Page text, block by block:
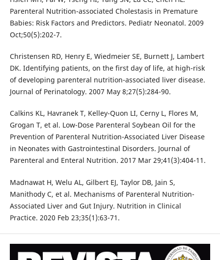
Parenteral Nutrition-associated Cholestasis in Premature
Babies: Risk Factors and Predictors. Pediatr Neonatol. 2009
Oct;50(5):202-7.
Christensen RD, Henry E, Wiedmeier SE, Burnett J, Lambert
DK. Identifying patients, on the first day of life, at high-risk
of developing parenteral nutrition-associated liver disease.
Journal of Perinatology. 2007 May 8;27(5):284-90.
Calkins KL, Havranek T, Kelley-Quon LI, Cerny L, Flores M,
Grogan T, et al. Low-Dose Parenteral Soybean Oil for the
Prevention of Parenteral Nutrition-Associated Liver Disease
in Neonates with Gastrointestinal Disorders. Journal of
Parenteral and Enteral Nutrition. 2017 Mar 29;41(3):404-11.
Madnawat H, Welu AL, Gilbert EJ, Taylor DB, Jain S,
Manithody C, et al. Mechanisms of Parenteral Nutrition-
Associated Liver and Gut Injury. Nutrition in Clinical
Practice. 2020 Feb 23;35(1):63-71.